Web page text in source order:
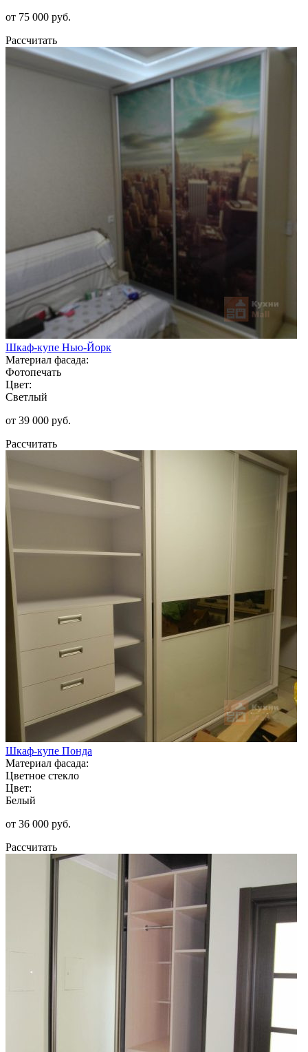
от 75 000 руб.
Рассчитать
Шкаф-купе Нью-Йорк
Материал фасада:
Фотопечать
Цвет:
Светлый
от 39 000 руб.
Рассчитать
Шкаф-купе Понда
Материал фасада:
Цветное стекло
Цвет:
Белый
от 36 000 руб.
Рассчитать